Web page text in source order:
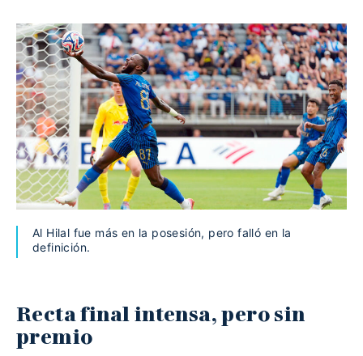
Al Hilal fue más en la posesión, pero falló en la
definición.
Recta final intensa, pero sin
premio